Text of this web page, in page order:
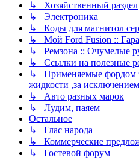
↳ Хозяйственный раздел
↳ Электроника
↳ Коды для магнитол
↳ Мой Ford Fusion ::
↳ Ремзона :: Очумелые
↳ Ссылки на полезные
↳ Применяемые фордом
жидкости ,за
↳ Авто разных марок
↳ Лудим, паяем
Остальное
↳ Глас народа
↳ Коммерческие
↳ Гостевой форум